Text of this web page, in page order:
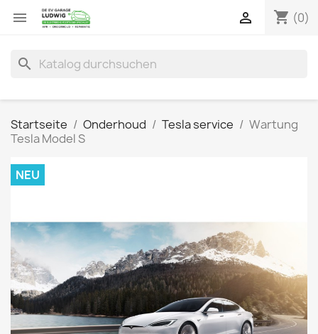
 shopping_cart (0)

search
Startseite Onderhoud Tesla service
Wartung
Tesla Model S
NEU